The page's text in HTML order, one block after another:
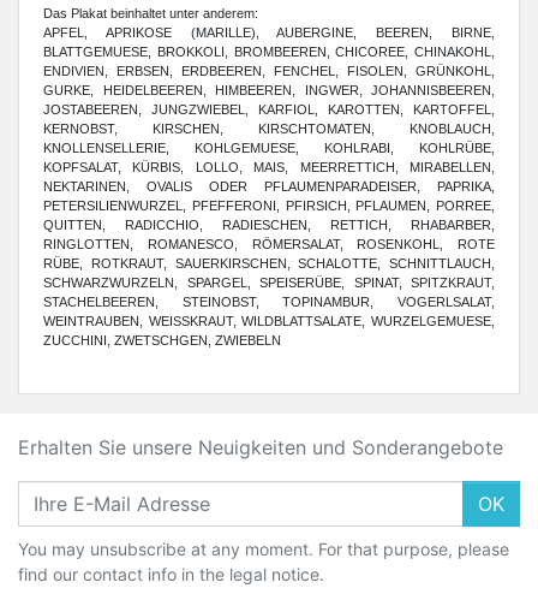
Das Plakat beinhaltet unter anderem:
APFEL, APRIKOSE (MARILLE), AUBERGINE, BEEREN, BIRNE,
BLATTGEMUESE, BROKKOLI, BROMBEEREN, CHICOREE, CHINAKOHL,
ENDIVIEN, ERBSEN, ERDBEEREN, FENCHEL, FISOLEN, GRÜNKOHL,
GURKE, HEIDELBEEREN, HIMBEEREN, INGWER, JOHANNISBEEREN,
JOSTABEEREN, JUNGZWIEBEL, KARFIOL, KAROTTEN, KARTOFFEL,
KERNOBST, KIRSCHEN, KIRSCHTOMATEN, KNOBLAUCH,
KNOLLENSELLERIE, KOHLGEMUESE, KOHLRABI, KOHLRÜBE,
KOPFSALAT, KÜRBIS, LOLLO, MAIS, MEERRETTICH, MIRABELLEN,
NEKTARINEN, OVALIS ODER PFLAUMENPARADEISER, PAPRIKA,
PETERSILIENWURZEL, PFEFFERONI, PFIRSICH, PFLAUMEN, PORREE,
QUITTEN, RADICCHIO, RADIESCHEN, RETTICH, RHABARBER,
RINGLOTTEN, ROMANESCO, RÖMERSALAT, ROSENKOHL, ROTE
RÜBE, ROTKRAUT, SAUERKIRSCHEN, SCHALOTTE, SCHNITTLAUCH,
SCHWARZWURZELN, SPARGEL, SPEISERÜBE, SPINAT, SPITZKRAUT,
STACHELBEEREN, STEINOBST, TOPINAMBUR, VOGERLSALAT,
WEINTRAUBEN, WEISSKRAUT, WILDBLATTSALATE, WURZELGEMUESE,
ZUCCHINI, ZWETSCHGEN, ZWIEBELN
Erhalten Sie unsere Neuigkeiten und Sonderangebote
OK
You may unsubscribe at any moment. For that purpose, please
find our contact info in the legal notice.